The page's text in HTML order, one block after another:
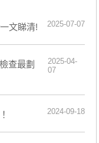
文睇清! 2025-07-07
查最劃
2025-04-
07
2024-09-18